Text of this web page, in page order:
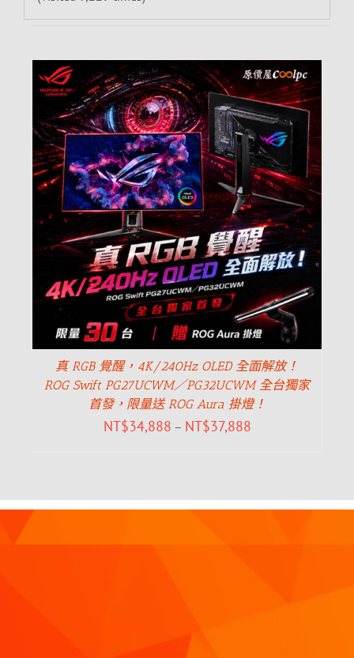
真 RGB 覺醒，4K/240Hz OLED 全面解放！
ROG Swift PG27UCWM／PG32UCWM 全台獨家
首發，限量送 ROG Aura 掛燈！
NT$34,888 – NT$37,888